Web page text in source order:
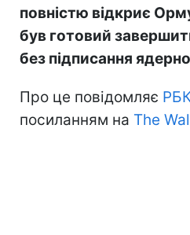
повністю відкриє
був готовий
без підписання
Про це повідомляє
посиланням на The